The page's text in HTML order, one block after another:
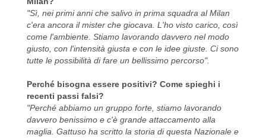
"Sì, nei primi anni che salivo in prima squadra al Milan
c'era ancora il mister che giocava. L'ho visto carico, così
come l'ambiente. Stiamo lavorando davvero nel modo
giusto, con l'intensità giusta e con le idee giuste. Ci sono
tutte le possibilità di fare un bellissimo percorso".
Perché bisogna essere positivi? Come spieghi i
recenti passi falsi?
"Perché abbiamo un gruppo forte, stiamo lavorando
davvero benissimo e c'è grande attaccamento alla
maglia. Gattuso ha scritto la storia di questa Nazionale e